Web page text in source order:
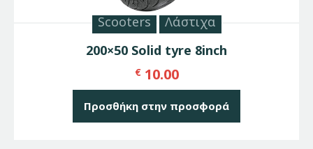
Scooters
Λάστιχα
200×50 Solid tyre 8inch
€ 10.00
Προσθήκη στην προσφορά